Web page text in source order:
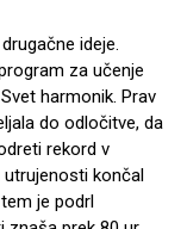
ideje.
za učenje
harmonik. Prav
do odločitve, da
rekord v
utrujenosti končal
je podrl